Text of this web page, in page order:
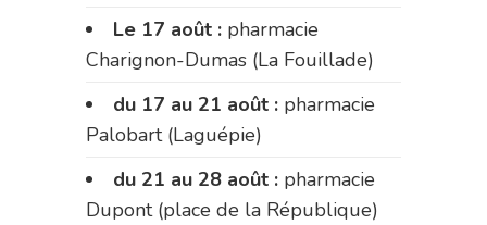
Le 17 août : pharmacie
Charignon-Dumas (La Fouillade)
du 17 au 21 août : pharmacie
Palobart (Laguépie)
du 21 au 28 août : pharmacie
Dupont (place de la République)